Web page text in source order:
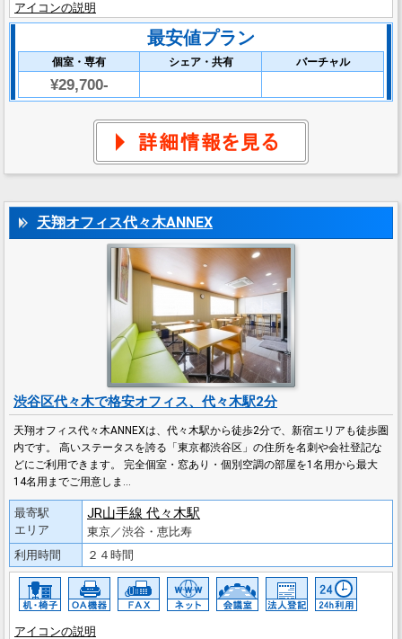
アイコンの説明
最安値プラン
個室・専有 シェア・共有 バーチャル
¥29,700-
天翔オフィス代々木ANNEX
渋谷区代々木で格安オフィス、代々木駅2分
天翔オフィス代々木ANNEXは、代々木駅から徒歩2分で、新宿エリアも徒歩圏
内です。 高いステータスを誇る「東京都渋谷区」の住所を名刺や会社登記な
どにご利用できます。 完全個室・窓あり・個別空調の部屋を1名用から最大
14名用までご用意しま…
最寄駅
エリア
JR山手線 代々木駅
東京／渋谷・恵比寿
利用時間
２４時間
アイコンの説明